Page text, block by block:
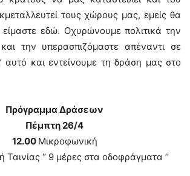
τους χώρους μας, εμείς θα
εδώ. Οχυρώνουμε πολιτικά την
την υπερασπιζόμαστε απέναντι σε
αυτό και εντείνουμε τη δράση μας στο
Πρόγραμμα Δράσεων
Πέμπτη 26/4
12.00 Μικροφωνική
Ταινίας ‘’ 9 μέρες στα οδοφράγματα ’’